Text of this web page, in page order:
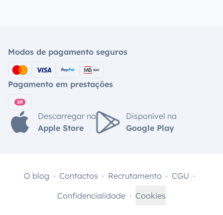
Modos de pagamento seguros
Pagamento em prestações
Descarregar na
Apple Store
Disponível na
Google Play
O blog Contactos Recrutamento
CGU
Confidencialidade
Cookies